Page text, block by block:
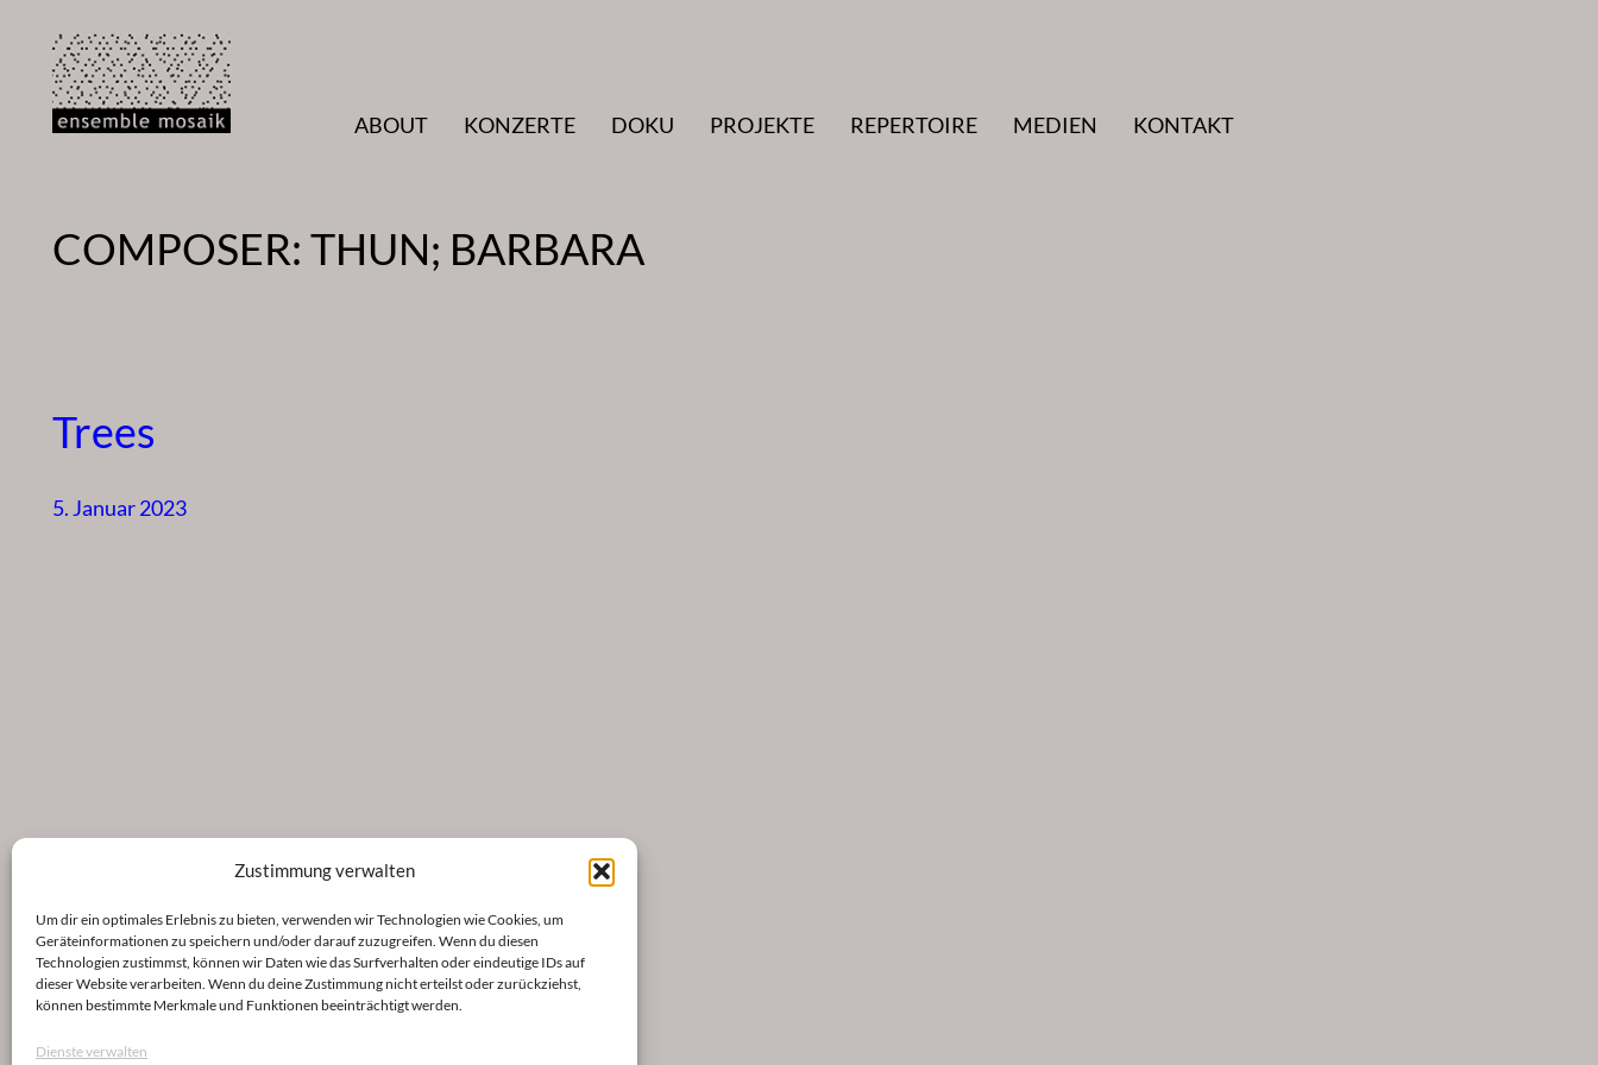
Zustimmung verwalten
Um dir ein optimales Erlebnis zu bieten, verwenden wir Technologien wie Cookies, um
Geräteinformationen zu speichern und/oder darauf zuzugreifen. Wenn du diesen
Technologien zustimmst, können wir Daten wie das Surfverhalten oder eindeutige IDs auf
dieser Website verarbeiten. Wenn du deine Zustimmung nicht erteilst oder zurückziehst,
können bestimmte Merkmale und Funktionen beeinträchtigt werden.
Dienste verwalten
Inhalt
springen
ABOUT
KONZERTE DOKU PROJEKTE REPERTOIRE MEDIEN KONTAKT
COMPOSER: THUN; BARBARA
Trees
5. Januar 2023